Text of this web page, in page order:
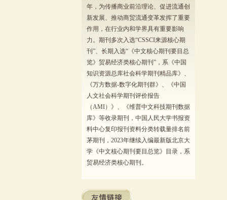
年，为传播商业前沿理论、促进流通创
新发展、推动商贸流通变革发挥了重要
作用，在行业内和学界具有重要影响
力。期刊多次入选“CSSCI来源核心期
刊”、长期入选“《中文核心期刊要目总
览》贸易经济类核心期刊”，系《中国
知识资源总库社会科学期刊精品库》、
《万方数据-数字化期刊群》、《中国
人文社会科学期刊评价报告
（AMI）》、《维普中文科技期刊数据
库》等收录期刊，中国人民大学书报资
料中心复印报刊资料分类转载量排名前
茅期刊，2023年继续入编最新版北京大
学《中文核心期刊要目总览》目录，系
贸易经济类核心期刊。